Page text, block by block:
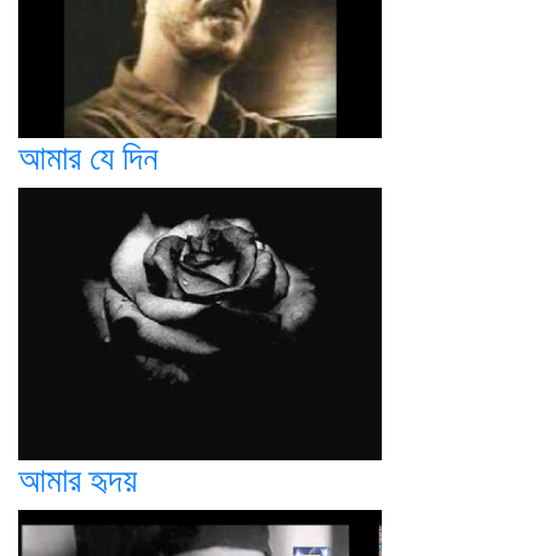
আমার যে দিন
আমার হৃদয়